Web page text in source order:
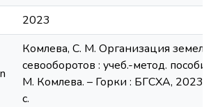
2023
Комлева, С. М. Организация
севооборотов : учеб.-метод.
М. Комлева. – Горки : БГСХА, 2023.
с.